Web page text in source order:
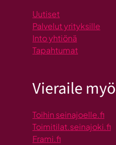
Uutiset
Palvelut yrityksille
Into yhtiönä
Tapahtumat
Vieraile
Toihin seinajoelle.fi
Toimitilat.seinajoki.fi
Frami.fi